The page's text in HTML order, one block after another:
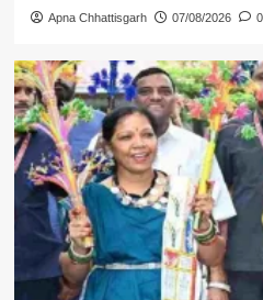
Apna Chhattisgarh 07/08/2026 0